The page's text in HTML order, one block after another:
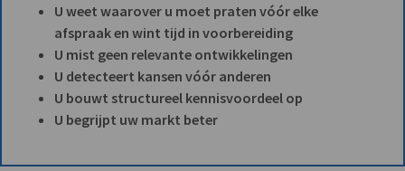
U weet waarover u moet praten vóór elke
afspraak en wint tijd in voorbereiding
U mist geen relevante ontwikkelingen
U detecteert kansen vóór anderen
U bouwt structureel kennisvoordeel op
U begrijpt uw markt beter